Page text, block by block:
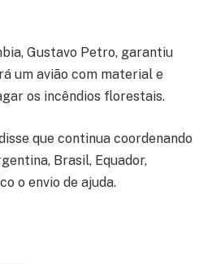
Gustavo Petro, garantiu
um avião com material e
os incêndios florestais.
que continua coordenando
Brasil, Equador,
o envio de ajuda.